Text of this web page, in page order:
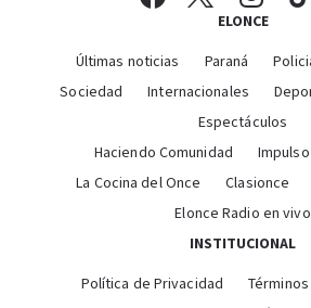
ELONCE
Últimas noticias Paraná
Sociedad
Internacionales
Espectáculos
Haciendo Comunidad
La Cocina del Once
Clasionce
Elonce Radio en vivo
INSTITUCIONAL
Política de Privacidad